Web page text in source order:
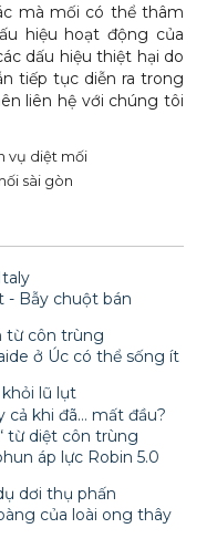
mà mối có thể thâm
hiệu hoạt động của
dấu hiệu thiệt hại do
tiếp tục diễn ra trong
liên hệ với chúng tôi
vụ diệt mối
sài gòn
- Bẫy chuột bán
từ côn trùng
ở Úc có thể sống ít
lũ lụt
cả khi đã… mất đầu?
từ diệt côn trùng
áp lực Robin 5.0
dơi thụ phấn
của loài ong thây